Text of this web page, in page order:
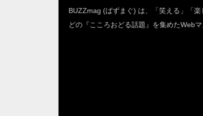
BUZZmag (ばずまぐ) は、「笑える」「
どの『こころおどる話題』を集めたWebマ